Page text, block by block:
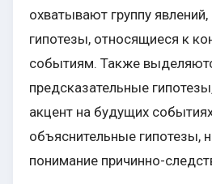
охватывают группу
гипотезы, относящиеся к
событиям. Также
предсказательные
акцент на будущих
объяснительные гипотезы,
понимание причинно-